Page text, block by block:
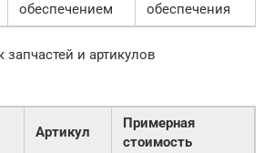
обеспечением
обеспечения
и артикулов
Артикул
Примерная
стоимость